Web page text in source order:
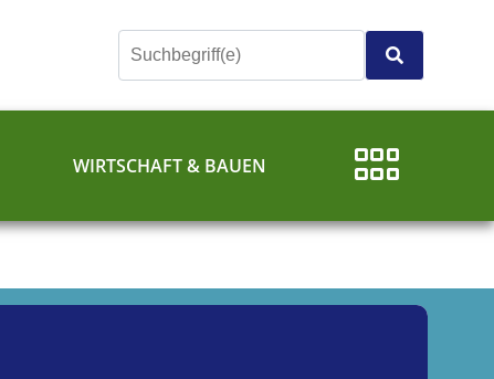
WIRTSCHAFT & BAUEN